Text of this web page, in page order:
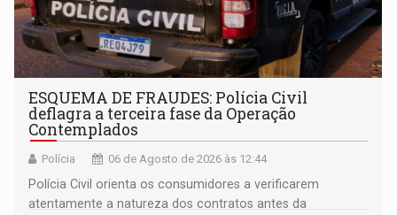
ESQUEMA DE FRAUDES: Polícia Civil
deflagra a terceira fase da Operação
Contemplados
Polícia 06 de Agosto de 2026 às 12:44
Polícia Civil orienta os consumidores a verificarem
atentamente a natureza dos contratos antes da